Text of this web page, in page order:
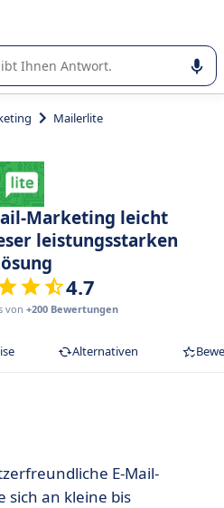
der Nutzung oder Auswahl
Mailerlite
Marketing leicht
leistungsstarken
4.7
von +200 Bewertungen
Alternativen
E-Mail-
sich an kleine bis